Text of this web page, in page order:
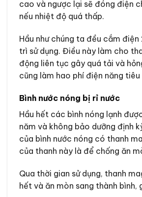
cao và ngược lại sẽ đóng điện
nếu nhiệt độ quá thấp.
Hầu như chúng ta đều cắm
trì sử dụng. Điều này làm cho
động liên tục gây quá tải và
cũng làm hao phí điện năng tiêu
Bình nước nóng bị rỉ nước
Hầu hết các bình nóng lạnh
năm và không bảo dưỡng định
của bình nước nóng có thanh
của thanh này là để chống ăn
Qua thời gian sử dụng, thanh
hết và ăn mòn sang thành bình,